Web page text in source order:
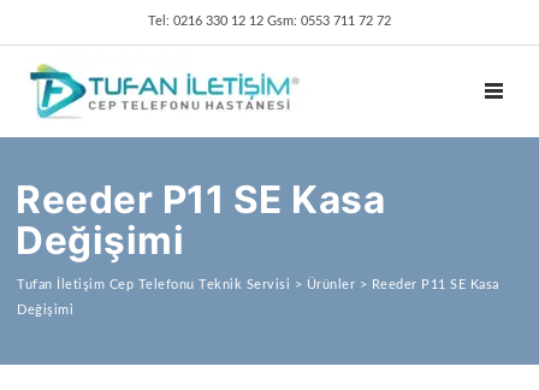
Tel: 0216 330 12 12 Gsm: 0553 711 72 72
Reeder P11 SE Kasa
Değişimi
Tufan İletişim Cep Telefonu Teknik Servisi > Ürünler > Reeder P11 SE Kasa
Değişimi